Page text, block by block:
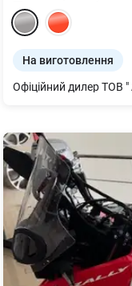
На виготовлення
Офіційний дилер ТОВ